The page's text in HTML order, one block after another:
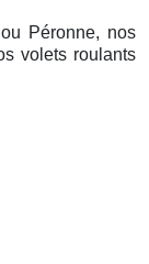
Péronne, nos
volets roulants